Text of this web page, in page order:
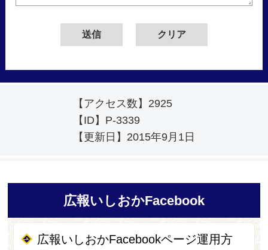
【アクセス数】 2925
【ID】 P-3339
【更新日】 2015年9月1日
広報いしおかFacebook
広報いしおかFacebookページ運用方